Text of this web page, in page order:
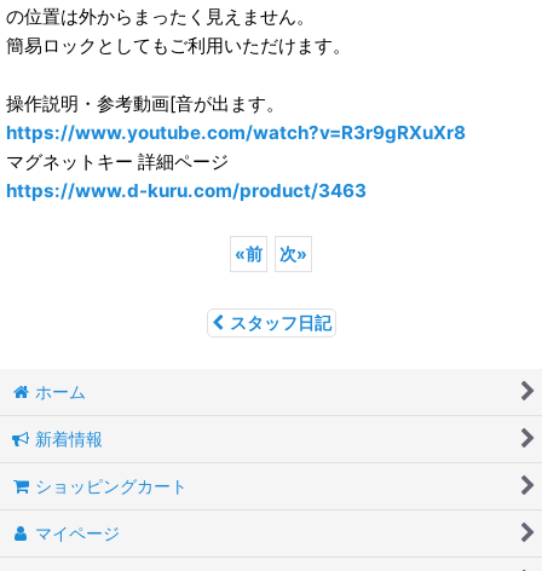
の位置は外からまったく見えません。
簡易ロックとしてもご利用いただけます。
操作説明・参考動画[音が出ます。
https://www.youtube.com/watch?v=R3r9gRXuXr8
マグネットキー 詳細ページ
https://www.d-kuru.com/product/3463
«前 次»
スタッフ日記
ホーム
新着情報
ショッピングカート
マイページ